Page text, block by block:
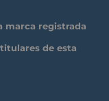
marca registrada
de esta